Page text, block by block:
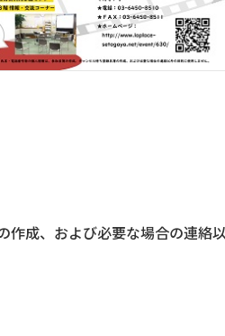
成、および必要な場合の連絡